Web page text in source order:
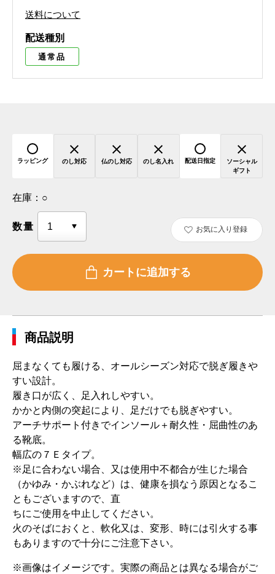
送料について
配送種別
通常品
ラッピング のし対応 仏のし対応 のし名入れ 配送日指定
ソーシャル
ギフト
在庫： ○
数量 お気に入り登録
商品説明
屈まなくても履ける、オールシーズン対応で脱ぎ履きや
すい設計。
履き口が広く、足入れしやすい。
かかと内側の突起により、足だけでも脱ぎやすい。
アーチサポート付きでインソール＋耐久性・屈曲性のあ
る靴底。
幅広の７Ｅタイプ。
※足に合わない場合、又は使用中不都合が生じた場合
（かゆみ・かぶれなど）は、健康を損なう原因となるこ
ともございますので、直
ちにご使用を中止してください。
火のそばにおくと、軟化又は、変形、時には引火する事
もありますので十分にご注意下さい。
※画像はイメージです。実際の商品とは異なる場合がご